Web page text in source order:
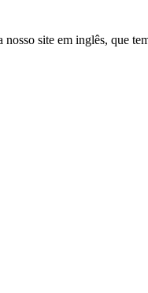
site em inglês, que